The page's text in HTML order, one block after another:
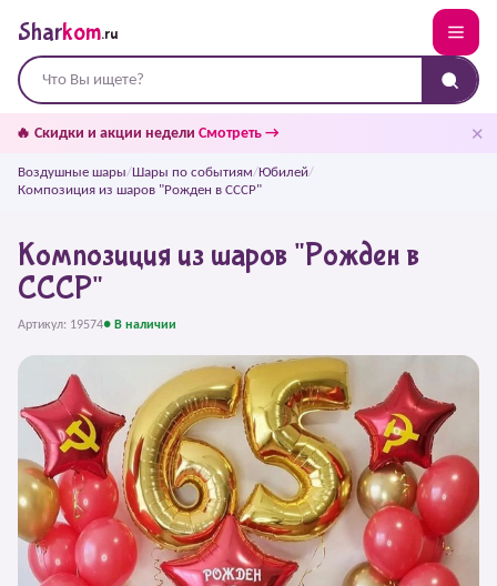
Sharkom.ru
🔥 Скидки и акции недели Смотреть → ✕
Воздушные шары/Шары по событиям/Юбилей/
Композиция из шаров "Рожден в СССР"
Композиция из шаров "Рожден в
СССР"
Артикул: 19574● В наличии